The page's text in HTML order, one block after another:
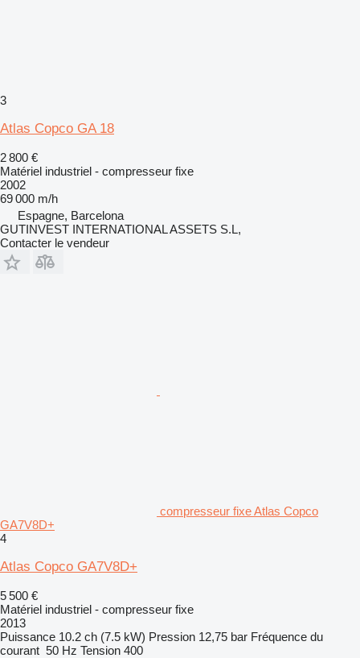
3
Atlas Copco GA 18
2 800 €
Matériel industriel - compresseur fixe
2002
69 000 m/h
Espagne, Barcelona
GUTINVEST INTERNATIONAL ASSETS S.L,
Contacter le vendeur
compresseur fixe Atlas Copco
GA7V8D+
4
Atlas Copco GA7V8D+
5 500 €
Matériel industriel - compresseur fixe
2013
Puissance 10.2 ch (7.5 kW) Pression 12,75 bar Fréquence du
courant 50 Hz Tension 400